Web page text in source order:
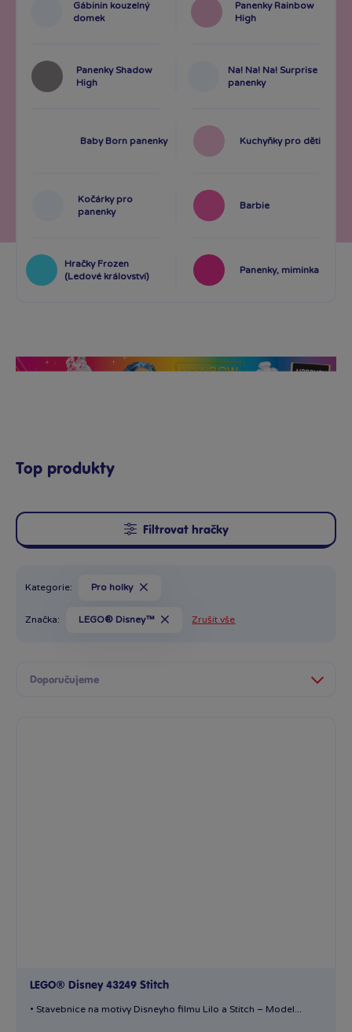
Gábinin kouzelný
domek
Panenky Rainbow
High
Panenky Shadow
High
Na! Na! Na! Surprise
panenky
Baby Born panenky Kuchyňky pro děti
Kočárky pro
panenky
Barbie
Hračky Frozen
(Ledové království)
Panenky, miminka
Top produkty
Filtrovat hračky
Kategorie: Pro holky
Značka: LEGO® Disney™ Zrušit vše
LEGO® Disney 43249 Stitch
• Stavebnice na motivy Disneyho filmu Lilo a Stitch – Model...